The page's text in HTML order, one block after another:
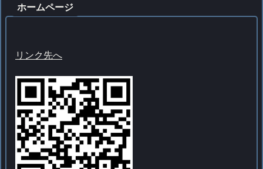
ホームページ
リンク先へ